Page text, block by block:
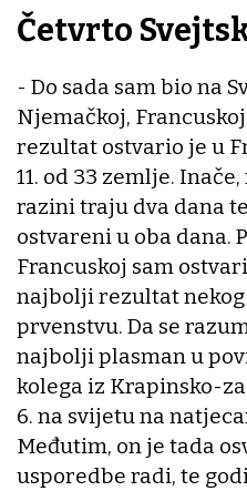
Četvrto
- Do sada sam bio na
Njemačkoj,
rezultat ostvario je u
11. od 33 zemlje.
razini traju dva dana
ostvareni u oba dana.
Francuskoj sam
najbolji rezultat nekog
prvenstvu. Da se
najbolji plasman u
kolega iz Krapinsko-
6. na svijetu na
Međutim, on je tada
usporedbe radi, te